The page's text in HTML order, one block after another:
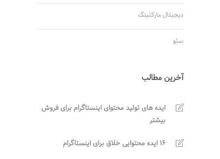
دیجیتال مارکتینگ
سئو
آخرین مطالب
ایده های تولید محتوای اینستاگرام برای فروش
بیشتر
16 ایده محتوایی خلاق برای اینستاگرام